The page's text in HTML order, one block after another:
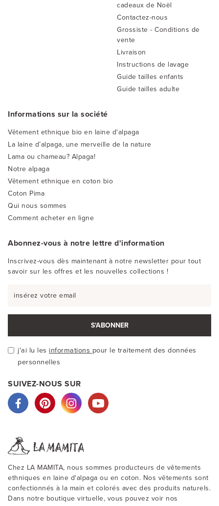
Informations sur la société
Vêtement ethnique bio en laine d'alpaga
La laine d’alpaga, une merveille de la nature
Lama ou chameau? Alpaga!
Notre alpaga
Vêtement ethnique en coton bio
Coton Pima
Qui nous sommes
Comment acheter en ligne
cadeaux de Noël
Contactez-nous
Grossiste - Conditions de
vente
Livraison
Instructions de lavage
Guide tailles enfants
Guide tailles adulte
Abonnez-vous à notre lettre d'information
Inscrivez-vous dès maintenant à notre newsletter pour tout
savoir sur les offres et les nouvelles collections !
S'ABONNER
j'ai lu les informations pour le traitement des données
personnelles
SUIVEZ-NOUS SUR
Chez LA MAMITA, nous sommes producteurs de vêtements
ethniques en laine d'alpaga ou en coton. Nos vêtements sont
confectionnés à la main et colorés avec des produits naturels.
Dans notre boutique virtuelle, vous pouvez voir nos